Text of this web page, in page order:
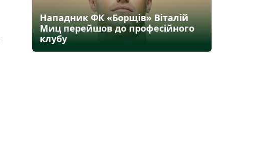
Нападник ФК «Борщів» Віталій
Миц перейшов до професійного
клубу